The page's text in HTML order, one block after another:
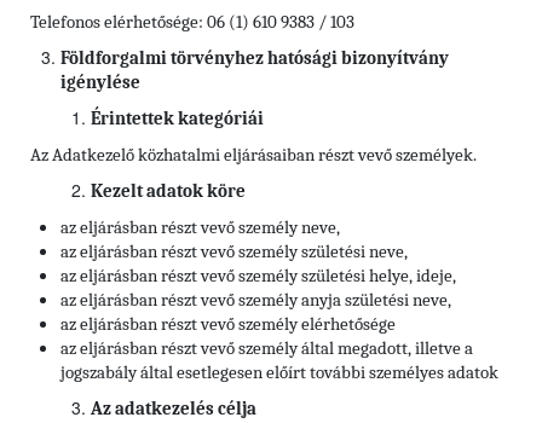
Telefonos elérhetősége: 06 (1) 610 9383 / 103
Földforgalmi törvényhez hatósági bizonyítvány
igénylése
Érintettek kategóriái
Az Adatkezelő közhatalmi eljárásaiban részt vevő személyek.
Kezelt adatok köre
az eljárásban részt vevő személy neve,
az eljárásban részt vevő személy születési neve,
az eljárásban részt vevő személy születési helye, ideje,
az eljárásban részt vevő személy anyja születési neve,
az eljárásban részt vevő személy elérhetősége
az eljárásban részt vevő személy által megadott, illetve a
jogszabály által esetlegesen előírt további személyes adatok
Az adatkezelés célja